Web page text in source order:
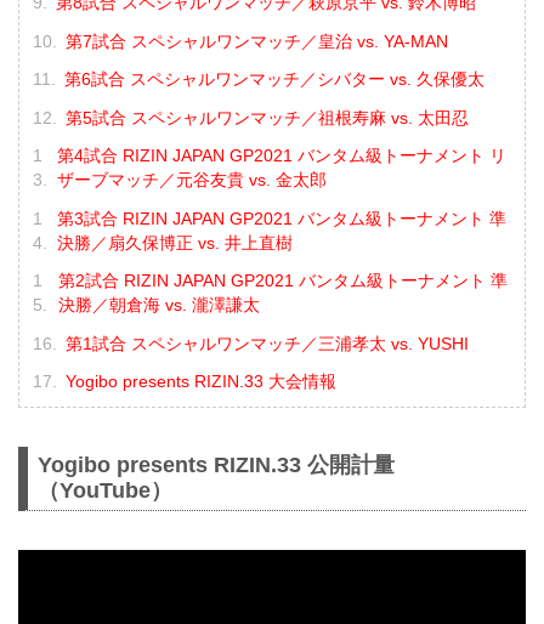
第7試合 スペシャルワンマッチ／皇治 vs. YA-MAN
第6試合 スペシャルワンマッチ／シバター vs. 久保優太
第5試合 スペシャルワンマッチ／祖根寿麻 vs. 太田忍
第4試合 RIZIN JAPAN GP2021 バンタム級トーナメント リ
ザーブマッチ／元谷友貴 vs. 金太郎
第3試合 RIZIN JAPAN GP2021 バンタム級トーナメント 準
決勝／扇久保博正 vs. 井上直樹
第2試合 RIZIN JAPAN GP2021 バンタム級トーナメント 準
決勝／朝倉海 vs. 瀧澤謙太
第1試合 スペシャルワンマッチ／三浦孝太 vs. YUSHI
Yogibo presents RIZIN.33 大会情報
Yogibo presents RIZIN.33 公開計量
（YouTube）